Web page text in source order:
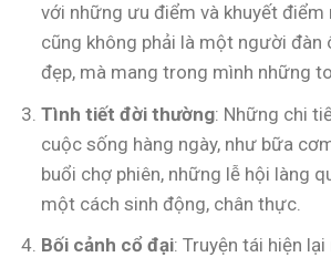
với những ưu điểm và khuyết điểm
cũng không phải là một người đàn
đẹp, mà mang trong mình những
Tình tiết đời thường: Những chi
cuộc sống hàng ngày, như bữa
buổi chợ phiên, những lễ hội làng
một cách sinh động, chân thực.
Bối cảnh cổ đại: Truyện tái hiện